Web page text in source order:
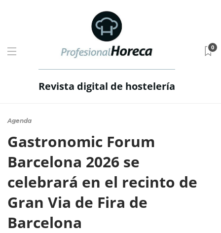
Revista digital de hostelería
0
Agenda
Gastronomic Forum
Barcelona 2026 se
celebrará en el recinto de
Gran Via de Fira de
Barcelona